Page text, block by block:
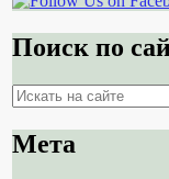
Поиск по
Поиск
Мета